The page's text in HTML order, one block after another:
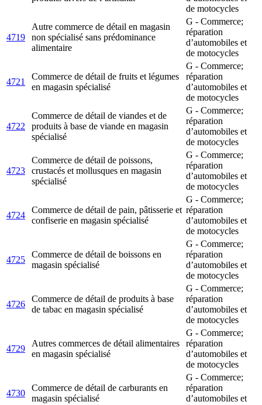
de motocycles
4719
Autre commerce de détail en magasin
non spécialisé sans prédominance
alimentaire
G - Commerce;
réparation
d’automobiles et
de motocycles
4721
Commerce de détail de fruits et légumes
en magasin spécialisé
G - Commerce;
réparation
d’automobiles et
de motocycles
4722
Commerce de détail de viandes et de
produits à base de viande en magasin
spécialisé
G - Commerce;
réparation
d’automobiles et
de motocycles
4723
Commerce de détail de poissons,
crustacés et mollusques en magasin
spécialisé
G - Commerce;
réparation
d’automobiles et
de motocycles
4724
Commerce de détail de pain, pâtisserie et
confiserie en magasin spécialisé
G - Commerce;
réparation
d’automobiles et
de motocycles
4725
Commerce de détail de boissons en
magasin spécialisé
G - Commerce;
réparation
d’automobiles et
de motocycles
4726
Commerce de détail de produits à base
de tabac en magasin spécialisé
G - Commerce;
réparation
d’automobiles et
de motocycles
4729
Autres commerces de détail alimentaires
en magasin spécialisé
G - Commerce;
réparation
d’automobiles et
de motocycles
4730
Commerce de détail de carburants en
magasin spécialisé
G - Commerce;
réparation
d’automobiles et